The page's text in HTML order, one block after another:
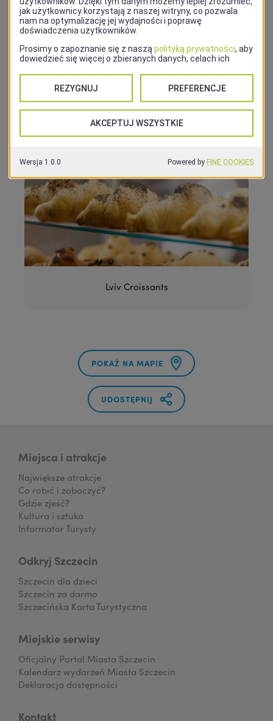
Adres
al. Wojska Polskiego 42, 70-475 Szczecin
Kontakt
533 422 099
Strona internetowa
Instagram
Lviv Croissants
POKAŻ NA MAPIE
UDOSTĘPNIJ
Miejsca i atrakcje
Największe atrakcje
Co robić i zobaczyć?
Gdzie zjeść?
Kultura i sztuka
Informator Turysty
Odkryj Szczecin
Szczecin dla dzieci
Szczecin za darmo
Szczecińska Karta Turystyczna
Miejskie serwisy
Oficjalny Portal Miasta Szczecin
Kalendarz wydarzeń Miasta Szczecin
Deklaracja dostępności
Kontakt